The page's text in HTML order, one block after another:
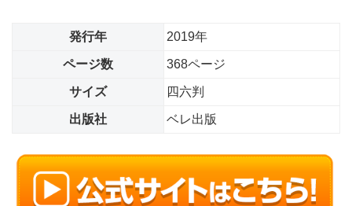
発行年 2019年
ページ数 368ページ
サイズ 四六判
出版社 ベレ出版